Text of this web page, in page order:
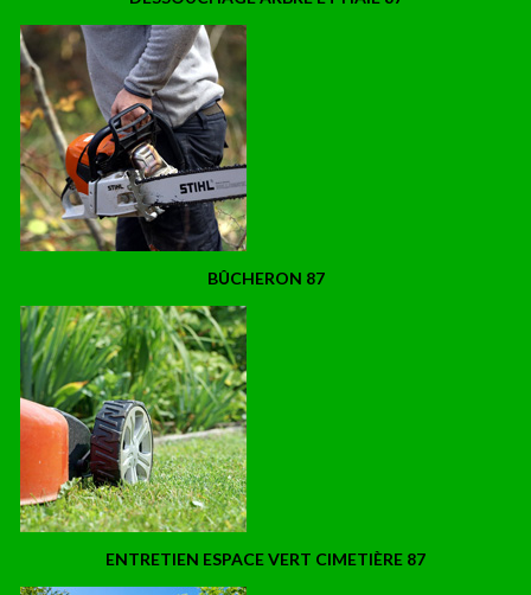
BÛCHERON 87
ENTRETIEN ESPACE VERT CIMETIÈRE 87